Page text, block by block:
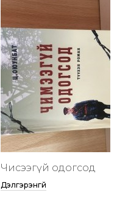
Чисээгүй одогсод
Дэлгэрэнгүй